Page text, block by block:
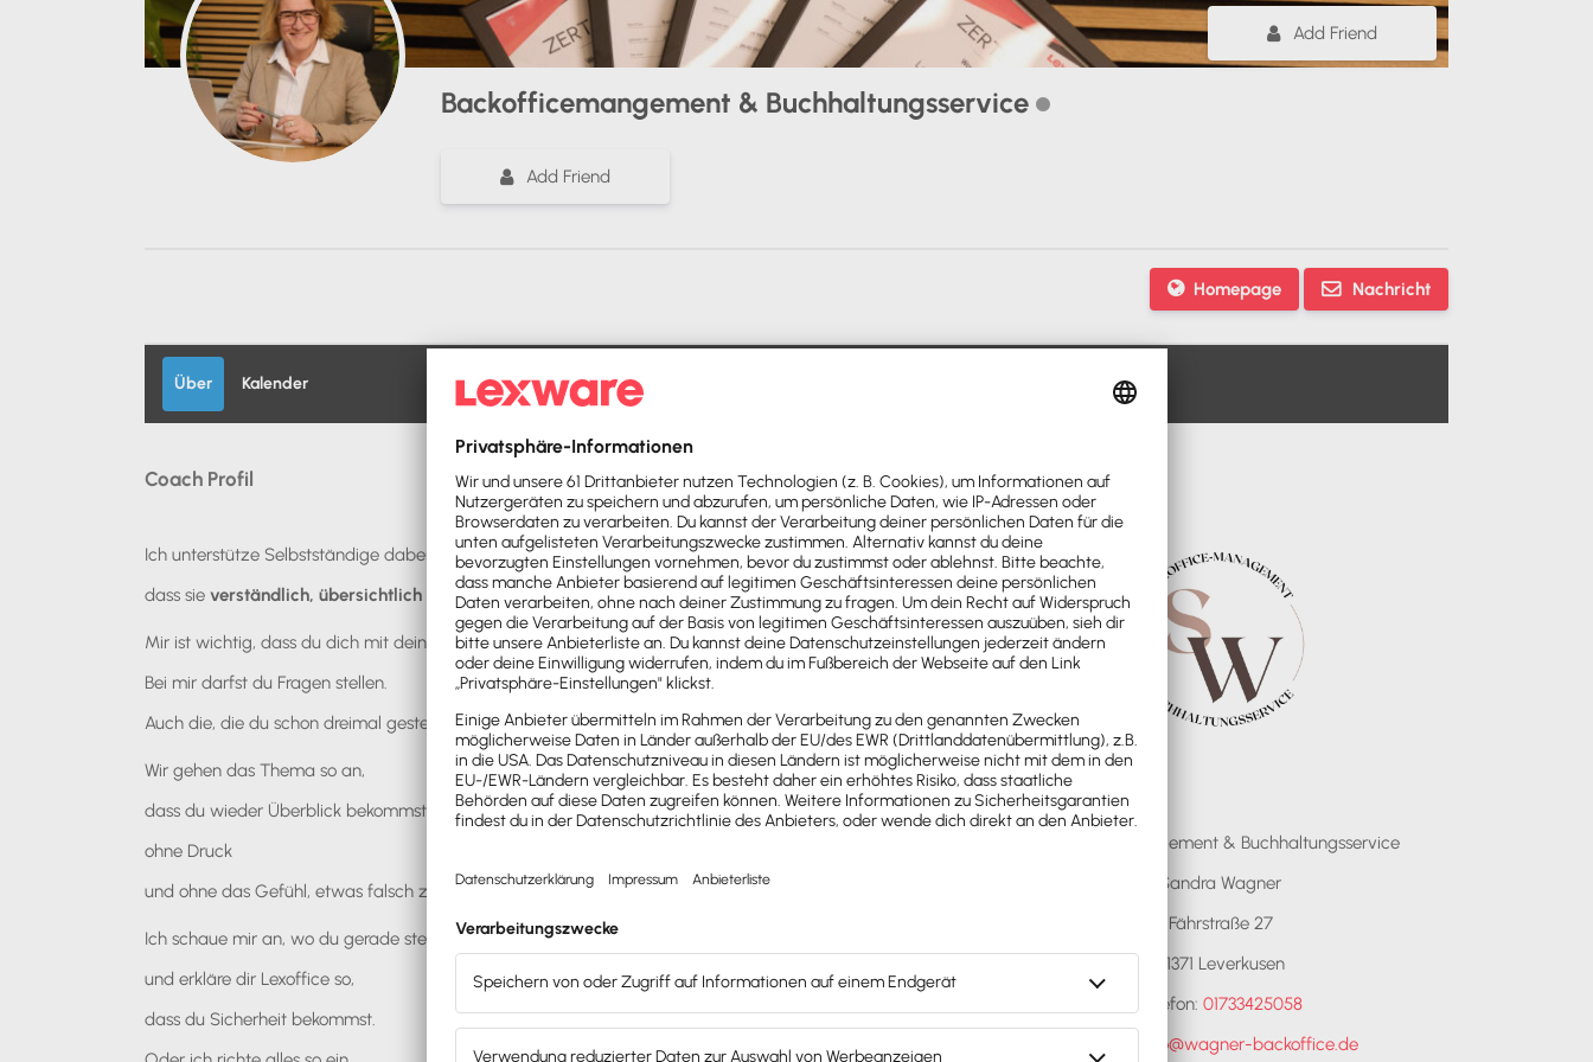
Add Friend
Backofficemangement & Buchhaltungsservice
Add Friend
Nachricht
Homepage
Über Kalender
Coach Profil
Ich unterstütze Selbstständige dabei, ihre Buchhaltung mit Lexoffice so aufzusetzen,
dass sie verständlich, übersichtlich und alltagstauglichwird.
Mir ist wichtig, dass du dich mit deiner Buchhaltung nicht klein, unsicher oder überfordert fühlst.
Bei mir darfst du Fragen stellen.
Auch die, die du schon dreimal gestellt hast.
Wir gehen das Thema so an,
dass du wieder Überblick bekommst –
ohne Druck
und ohne das Gefühl, etwas falsch zu machen.
Ich schaue mir an, wo du gerade stehst,
und erkläre dir Lexoffice so,
dass du Sicherheit bekommst.
Backofficemangement & Buchhaltungsservice
Sandra Wagner
Fährstraße 27
51371 Leverkusen
Telefon: 01733425058
info@wagner-backoffice.de